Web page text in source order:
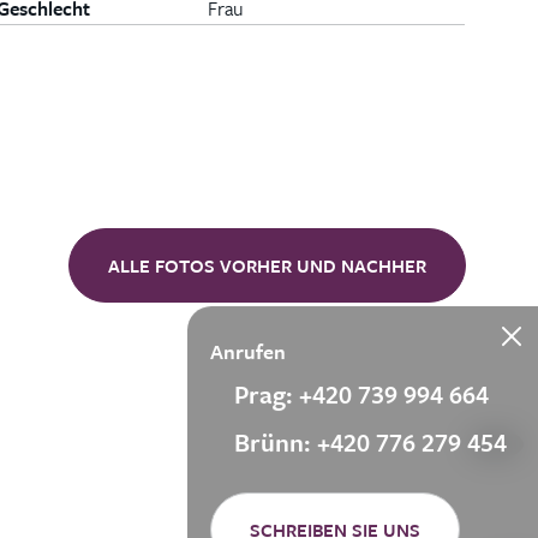
Frau
ALLE FOTOS VORHER UND NACHHER
Anrufen
Prag: +420 739 994 664
Brünn: +420 776 279 454
SCHREIBEN SIE UNS